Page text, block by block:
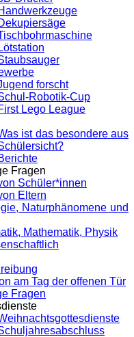
Lötstation
forscht
Robotik-Cup
Lego League
ist das besondere aus
Fragen
Schüler*innen
Eltern
Naturphänomene und
Mathematik, Physik
am Tag der offenen Tür
Fragen